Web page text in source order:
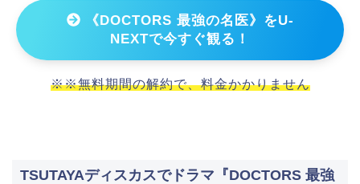
《DOCTORS 最強の名医》をU-
NEXTで今すぐ観る！
※※無料期間の解約で、料金かかりません
TSUTAYAディスカスでドラマ『DOCTORS 最強